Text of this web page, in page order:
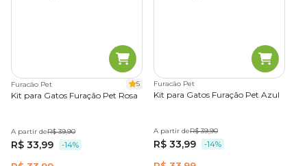
resíduos.
escolha, mas cada gato possui necessidades e preferências
próprias. Por isso, o ideal é contar com a orientação de um
Furacão Pet 5
Kit para Gatos Furação Pet Rosa
A partir deR$ 39,90
R$ 33,99 -14%
Furacão Pet
Kit para Gatos Furação Pet Azul
A partir deR$ 39,90
R$ 33,99 -14%